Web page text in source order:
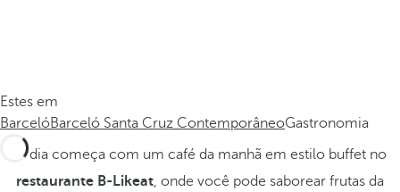
Estes em
BarcelóBarceló Santa Cruz ContemporâneoGastronomia
O dia começa com um café da manhã em estilo buffet no
restaurante B-Likeat, onde você pode saborear frutas da